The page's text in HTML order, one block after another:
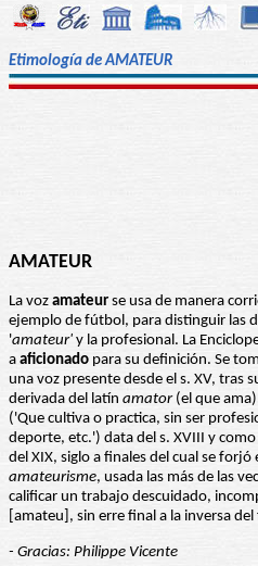
Etimología de AMATEUR
AMATEUR
La voz amateur se usa de manera
ejemplo de fútbol, para distinguir las
'amateur' y la profesional. La
a aficionado para su definición. Se
una voz presente desde el s. XV, tras
derivada del latín amator(el que
('Que cultiva o practica, sin ser
deporte, etc.') data del s. XVIII y
del XIX, siglo a finales del cual se forjó
amateurisme, usada las más de las
calificar un trabajo descuidado,
[amateu], sin erre final a la inversa del
- Gracias: Philippe Vicente